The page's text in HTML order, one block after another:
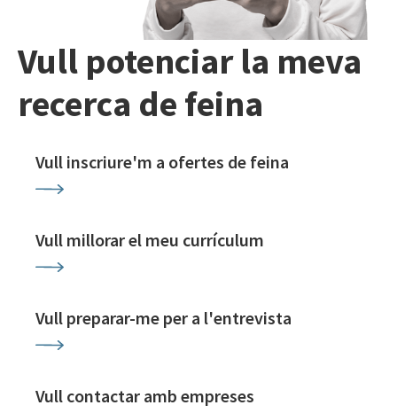
Vull potenciar la meva
recerca de feina
Vull inscriure'm a ofertes de feina
Vull millorar el meu currículum
Vull preparar-me per a l'entrevista
Vull contactar amb empreses